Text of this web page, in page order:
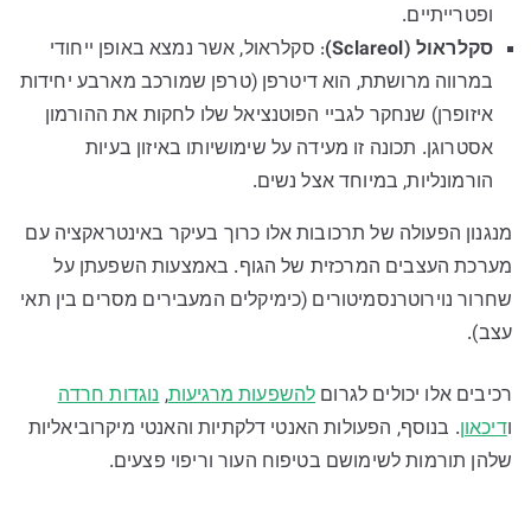
ופטרייתיים.
סקלראול (Sclareol)
: סקלראול, אשר נמצא באופן ייחודי
במרווה מרושתת, הוא דיטרפן (טרפן שמורכב מארבע יחידות
איזופרן) שנחקר לגביי הפוטנציאל שלו לחקות את ההורמון
אסטרוגן. תכונה זו מעידה על שימושיותו באיזון בעיות
הורמונליות, במיוחד אצל נשים.
מנגנון הפעולה של תרכובות אלו כרוך בעיקר באינטראקציה עם
מערכת העצבים המרכזית של הגוף. באמצעות השפעתן על
שחרור נוירוטרנסמיטורים (כימיקלים המעבירים מסרים בין תאי
עצב).
רכיבים אלו יכולים לגרוםלהשפעות מרגיעות,נוגדות חרדה
ודיכאון. בנוסף, הפעולות האנטי דלקתיות והאנטי מיקרוביאליות
שלהן תורמות לשימושם בטיפוח העור וריפוי פצעים.